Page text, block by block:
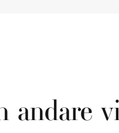
andare